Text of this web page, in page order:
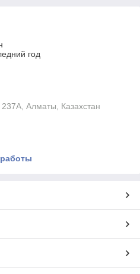
год
Алматы, Казахстан